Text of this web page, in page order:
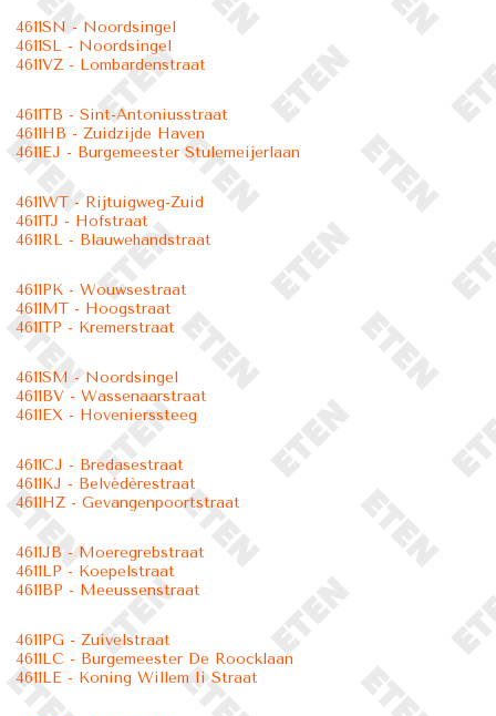
4611SN - Noordsingel
4611SL - Noordsingel
4611VZ - Lombardenstraat
4611TB - Sint-Antoniusstraat
4611HB - Zuidzijde Haven
4611EJ - Burgemeester Stulemeijerlaan
4611WT - Rijtuigweg-Zuid
4611TJ - Hofstraat
4611RL - Blauwehandstraat
4611PK - Wouwsestraat
4611MT - Hoogstraat
4611TP - Kremerstraat
4611SM - Noordsingel
4611BV - Wassenaarstraat
4611EX - Hovenierssteeg
4611CJ - Bredasestraat
4611KJ - Belvédèrestraat
4611HZ - Gevangenpoortstraat
4611JB - Moeregrebstraat
4611LP - Koepelstraat
4611BP - Meeussenstraat
4611PG - Zuivelstraat
4611LC - Burgemeester De Roocklaan
4611LE - Koning Willem Ii Straat